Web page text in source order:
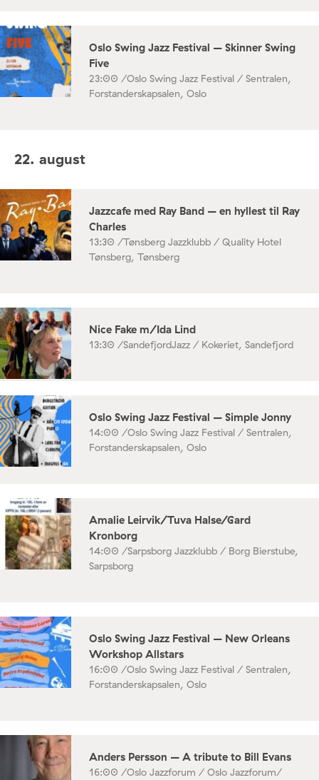
Oslo Swing Jazz Festival – Skinner Swing
Five
23:00 /Oslo Swing Jazz Festival / Sentralen,
Forstanderskapsalen, Oslo
22. august
Jazzcafe med Ray Band – en hyllest til Ray
Charles
13:30 /Tønsberg Jazzklubb / Quality Hotel
Tønsberg, Tønsberg
Nice Fake m/Ida Lind
13:30 /SandefjordJazz / Kokeriet, Sandefjord
Oslo Swing Jazz Festival – Simple Jonny
14:00 /Oslo Swing Jazz Festival / Sentralen,
Forstanderskapsalen, Oslo
Amalie Leirvik/Tuva Halse/Gard
Kronborg
14:00 /Sarpsborg Jazzklubb / Borg Bierstube,
Sarpsborg
Oslo Swing Jazz Festival – New Orleans
Workshop Allstars
16:00 /Oslo Swing Jazz Festival / Sentralen,
Forstanderskapsalen, Oslo
Anders Persson – A tribute to Bill Evans
16:00 /Oslo Jazzforum / Oslo Jazzforum/